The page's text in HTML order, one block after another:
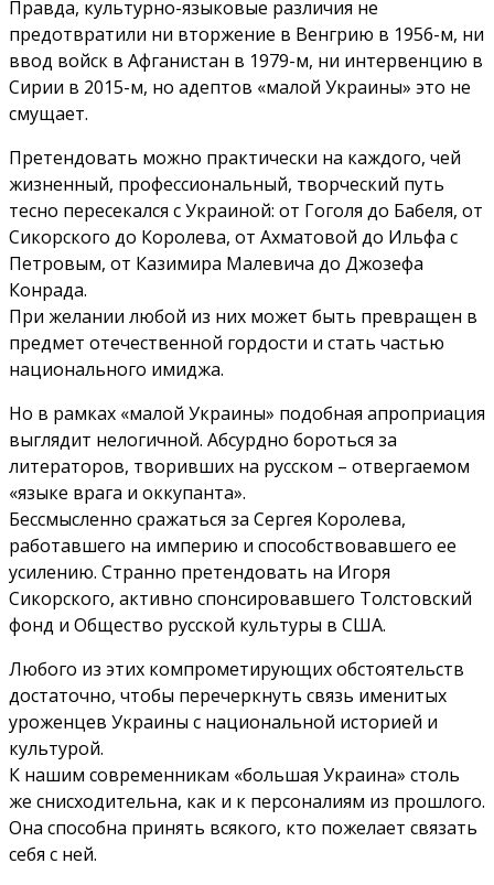
Правда, культурно-языковые различия не
предотвратили ни вторжение в Венгрию в 1956-м, ни
ввод войск в Афганистан в 1979-м, ни интервенцию в
Сирии в 2015-м, но адептов «малой Украины» это не
смущает.
Претендовать можно практически на каждого, чей
жизненный, профессиональный, творческий путь
тесно пересекался с Украиной: от Гоголя до Бабеля, от
Сикорского до Королева, от Ахматовой до Ильфа с
Петровым, от Казимира Малевича до Джозефа
Конрада.
При желании любой из них может быть превращен в
предмет отечественной гордости и стать частью
национального имиджа.
Но в рамках «малой Украины» подобная апроприация
выглядит нелогичной. Абсурдно бороться за
литераторов, творивших на русском – отвергаемом
«языке врага и оккупанта».
Бессмысленно сражаться за Сергея Королева,
работавшего на империю и способствовавшего ее
усилению. Странно претендовать на Игоря
Сикорского, активно спонсировавшего Толстовский
фонд и Общество русской культуры в США.
Любого из этих компрометирующих обстоятельств
достаточно, чтобы перечеркнуть связь именитых
уроженцев Украины с национальной историей и
культурой.
К нашим современникам «большая Украина» столь
же снисходительна, как и к персоналиям из прошлого.
Она способна принять всякого, кто пожелает связать
себя с ней.